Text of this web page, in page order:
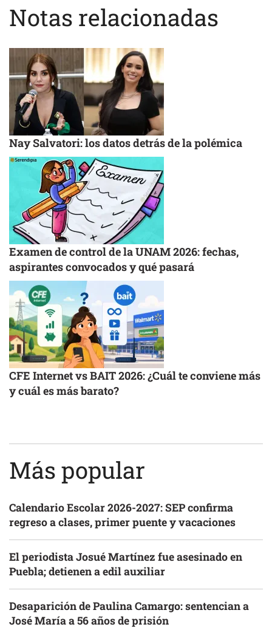
Notas relacionadas
Nay Salvatori: los datos detrás de la polémica
Examen de control de la UNAM 2026: fechas,
aspirantes convocados y qué pasará
CFE Internet vs BAIT 2026: ¿Cuál te conviene más
y cuál es más barato?
Más popular
Calendario Escolar 2026-2027: SEP confirma
regreso a clases, primer puente y vacaciones
El periodista Josué Martínez fue asesinado en
Puebla; detienen a edil auxiliar
Desaparición de Paulina Camargo: sentencian a
José María a 56 años de prisión